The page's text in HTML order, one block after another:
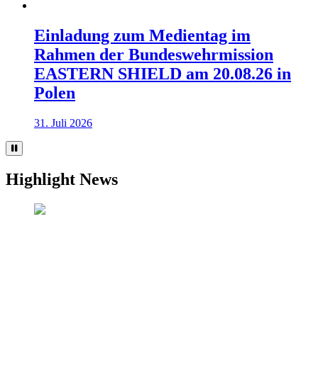
Einladung zum Medientag im
Rahmen der Bundeswehrmission
EASTERN SHIELD am 20.08.26 in
Polen
31. Juli 2026
Highlight News